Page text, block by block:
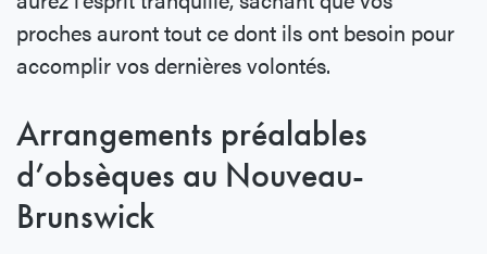
proches auront tout ce dont ils ont besoin pour
accomplir vos dernières volontés.
Arrangements préalables
d’obsèques au Nouveau-
Brunswick